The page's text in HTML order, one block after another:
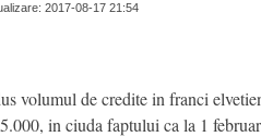
2017-08-17 21:54
volumul de credite in franci
in ciuda faptului ca la 1